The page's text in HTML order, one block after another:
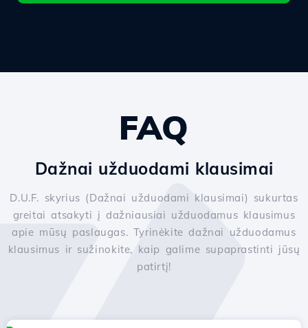
FAQ
Dažnai užduodami klausimai
D.U.F. skyrius (Dažnai užduodami klausimai) sukurtas
greitai atsakyti į dažniausiai užduodamus klausimus
apie mūsų paslaugas. Tyrinėkite dažnai užduodamus
klausimus ir sužinokite, kaip galime supaprastinti jūsų
patirtį!